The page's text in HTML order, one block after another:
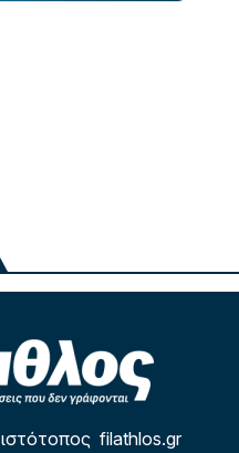
filathlos.gr